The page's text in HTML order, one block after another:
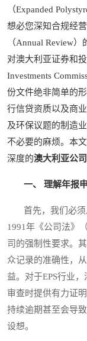
（Expanded
想必您深知合规经
（Annual Review
对澳大利亚证券和
Investments
份文件绝非简单的
行信贷资质以及商
及环保议题的制造
不必要的麻烦。本
深度的澳大利亚公
一、 理解年报
首先，我们必须
1991年《公司法》
司的强制性要求。
众记录的准确性，
益。对于EPS行业
审查时提供有力证
持续逾期甚至会导
设想。